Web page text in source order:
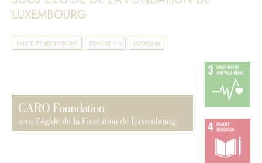
LUXEMBOURG
SANTÉ ET RECHERCHE ÉDUCATION DOTATION